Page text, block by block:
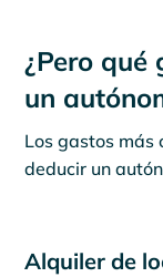
¿Pero qué
un
Los gastos más
deducir un
Alquiler de